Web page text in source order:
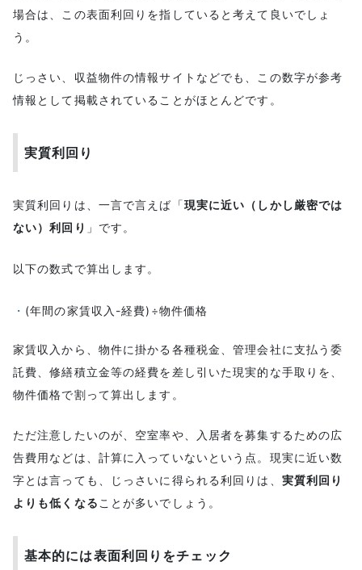
場合は、この表面利回りを指していると考えて良いでしょ
う。
じっさい、収益物件の情報サイトなどでも、この数字が参考
情報として掲載されていることがほとんどです。
実質利回り
実質利回りは、一言で言えば「現実に近い（しかし厳密では
ない）利回り 」です。
以下の数式で算出します。
(年間の家賃収入-経費)÷物件価格
家賃収入から、物件に掛かる各種税金、管理会社に支払う委
託費、修繕積立金等の経費を差し引いた現実的な手取りを、
物件価格で割って算出します。
ただ注意したいのが、空室率や、入居者を募集するための広
告費用などは、計算に入っていないという点。現実に近い数
字とは言っても、じっさいに得られる利回りは、 実質利回り
よりも低くなる ことが多いでしょう。
基本的には表面利回りをチェック